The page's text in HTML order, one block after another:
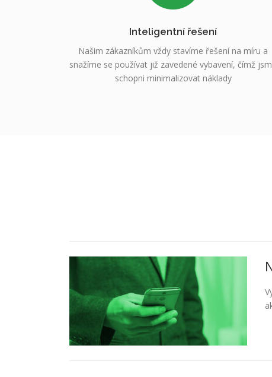
Inteligentní řešení
Našim zákazníkům vždy stavíme řešení na míru a
snažíme se používat již zavedené vybavení, čímž
schopni minimalizovat náklady